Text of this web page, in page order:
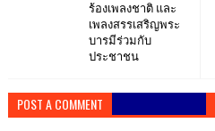
ร้องเพลงชาติ และ
เพลงสรรเสริญพระ
บารมีร่วมกับ
ประชาชน
POST A COMMENT